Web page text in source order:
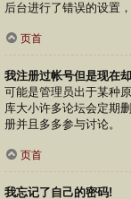
后台进行了错误的设置
页首
我注册过帐号但是现在
可能是管理员出于某种
库大小许多论坛会定期
册并且多多参与讨论。
页首
我忘记了自己的密码!